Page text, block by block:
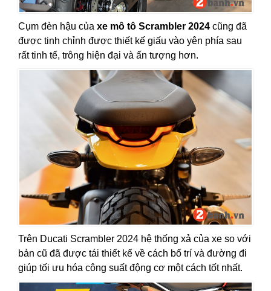
Cụm đèn hậu của xe mô tô Scrambler 2024 cũng đã
được tinh chỉnh được thiết kế giấu vào yên phía sau
rất tinh tế, trông hiện đại và ấn tượng hơn.
Trên Ducati Scrambler 2024 hệ thống xả của xe so với
bản cũ đã được tái thiết kế về cách bố trí và đường đi
giúp tối ưu hóa công suất động cơ một cách tốt nhất.